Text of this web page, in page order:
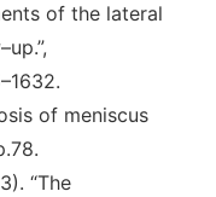
of the lateral
”,
of meniscus
. “The